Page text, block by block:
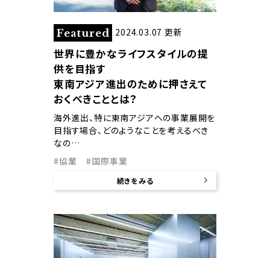
Featured 2024.03.07 更新
世界に豊かなライフスタイルの提
供を目指す
東南アジア進出のために押さえて
おくべきこととは？
海外進出、特に東南アジアへの事業展開を
目指す場合、どのようなことを考えるべき
なの…
#協業
#国際事業
続きをみる